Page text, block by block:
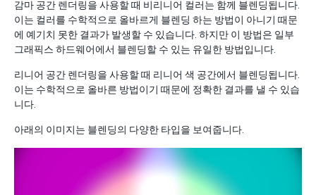
감마 공간 렌더링을 사용할 때 비리니어 컬러는 함께 블렌딩됩니다.
이는 컬러를 수학적으로 올바르게 블렌딩 하는 방법이 아니기 때문
에 예기치 못한 결과가 발생할 수 있습니다. 하지만 이 방법은 일부
그래픽스 하드웨어에서 블렌딩할 수 있는 유일한 방법입니다.
리니어 공간 렌더링을 사용할 때 리니어 색 공간에서 블렌딩됩니다.
이는 수학적으로 올바른 방법이기 때문에 정확한 결과를 낼 수 있습
니다.
아래의 이미지는 블렌딩의 다양한 타입을 보여줍니다.